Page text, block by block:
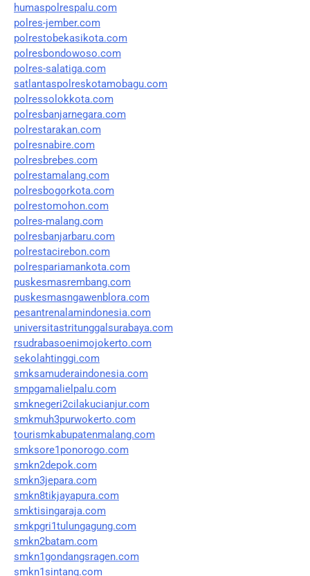
humaspolrespalu.com
polres-jember.com
polrestobekasikota.com
polresbondowoso.com
polres-salatiga.com
satlantaspolreskotamobagu.com
polressolokkota.com
polresbanjarnegara.com
polrestarakan.com
polresnabire.com
polresbrebes.com
polrestamalang.com
polresbogorkota.com
polrestomohon.com
polres-malang.com
polresbanjarbaru.com
polrestacirebon.com
polrespariamankota.com
puskesmasrembang.com
puskesmasngawenblora.com
pesantrenalamindonesia.com
universitastritunggalsurabaya.com
rsudrabasoenimojokerto.com
sekolahtinggi.com
smksamuderaindonesia.com
smpgamalielpalu.com
smknegeri2cilakucianjur.com
smkmuh3purwokerto.com
tourismkabupatenmalang.com
smksore1ponorogo.com
smkn2depok.com
smkn3jepara.com
smkn8tikjayapura.com
smktisingaraja.com
smkpgri1tulungagung.com
smkn2batam.com
smkn1gondangsragen.com
smkn1sintang.com